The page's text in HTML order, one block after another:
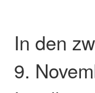
In den
9.